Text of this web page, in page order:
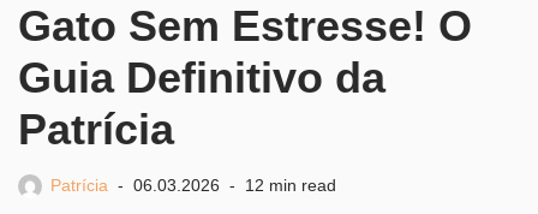
Gato Sem Estresse! O
Guia Definitivo da
Patrícia
Patrícia 06.03.2026 12 min read